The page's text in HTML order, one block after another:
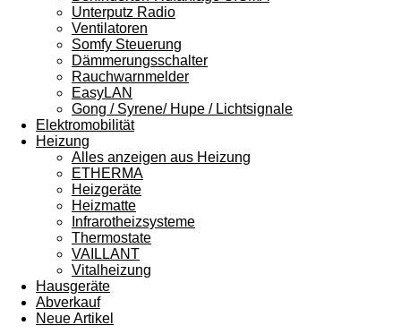
Unterputz Radio
Ventilatoren
Somfy Steuerung
Dämmerungsschalter
Rauchwarnmelder
EasyLAN
Gong / Syrene/ Hupe / Lichtsignale
Elektromobilität
Heizung
Alles anzeigen aus Heizung
ETHERMA
Heizgeräte
Heizmatte
Infrarotheizsysteme
Thermostate
VAILLANT
Vitalheizung
Hausgeräte
Abverkauf
Neue Artikel